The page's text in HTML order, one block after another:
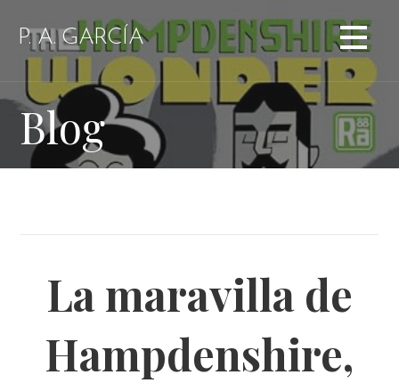
contenido
P. A. GARCÍA
Blog
La maravilla de
Hampdenshire,